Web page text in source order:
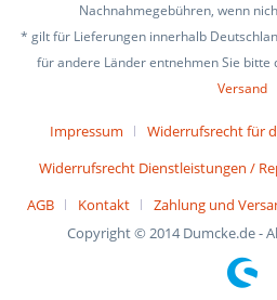
Nachnahmegebühren, wenn
* gilt für Lieferungen innerhalb
für andere Länder entnehmen Sie bitte
Versand
Impressum
Widerrufsrecht für
Widerrufsrecht Dienstleistungen /
AGB
Kontakt Zahlung und
Copyright © 2014 Dumcke.de -